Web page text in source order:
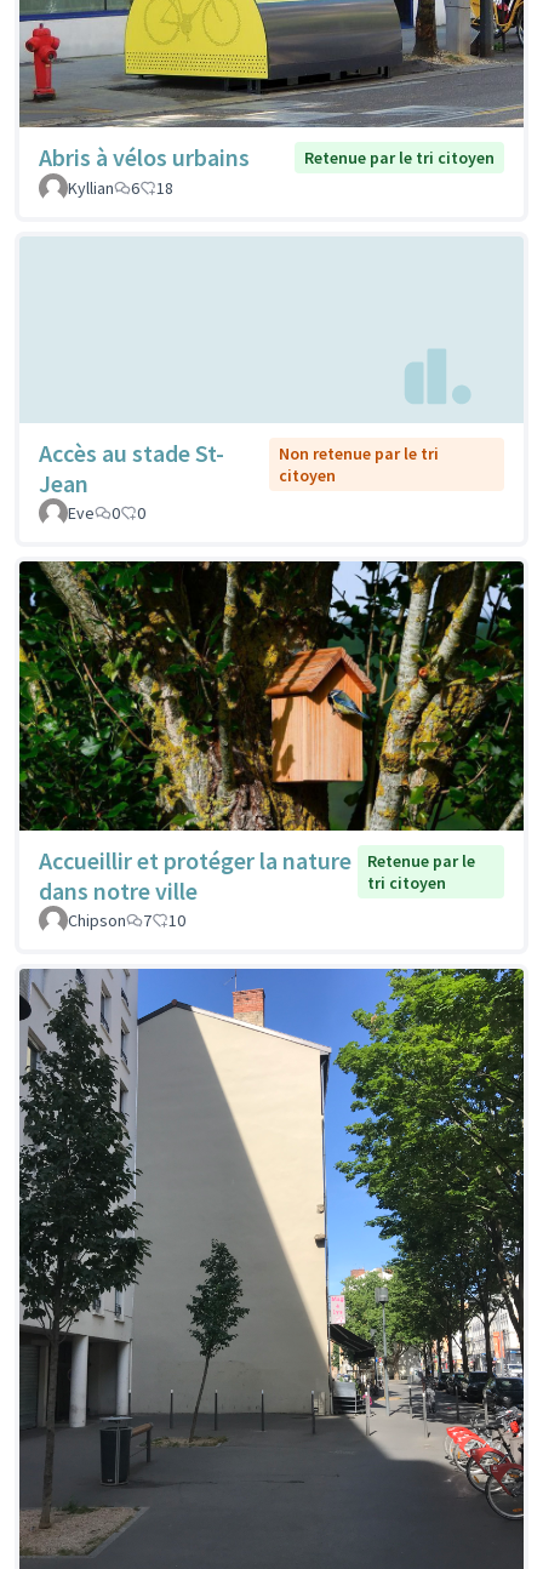
Abris à vélos urbains
Retenue par le tri citoyen
Kyllian
6 18
Accès au stade St-
Jean
Non retenue par le tri
citoyen
Eve
0 0
Accueillir et protéger la nature
dans notre ville
Retenue par le
tri citoyen
Chipson
7 10